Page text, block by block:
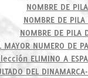
NOMBRE DE
NOMBRE DE
NOMBRE DE PILA
MAYOR NUMERO DE
ELIMINO A
DEL